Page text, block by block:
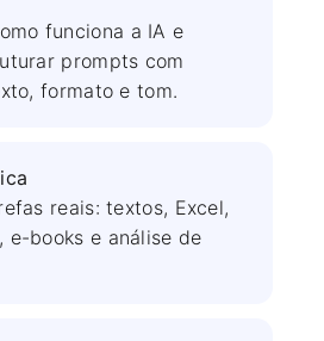
funciona a IA e
prompts com
formato e tom.
reais: textos, Excel,
e-books e análise de